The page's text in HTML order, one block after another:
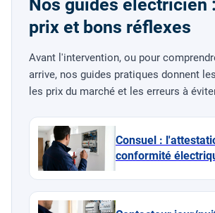
Nos guides electricien
prix et bons réflexes
Avant l'intervention, ou pour
arrive, nos guides pratiques donnent
les prix du marché et les erreurs à
Consuel :
conformité